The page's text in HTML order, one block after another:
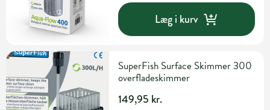
Læg i kurv
SuperFish Surface Skimmer 300
overfladeskimmer
149,95 kr.